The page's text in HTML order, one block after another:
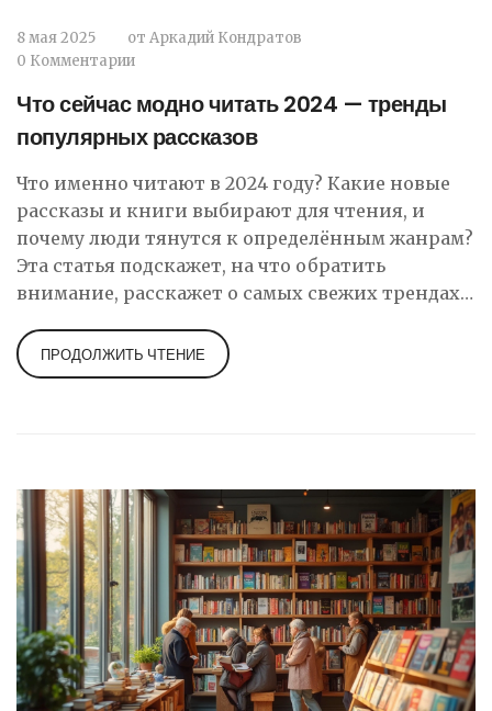
8 мая 2025 от Аркадий Кондратов
0 Комментарии
Что сейчас модно читать 2024 — тренды
популярных рассказов
Что именно читают в 2024 году? Какие новые
рассказы и книги выбирают для чтения, и
почему люди тянутся к определённым жанрам?
Эта статья подскажет, на что обратить
внимание, расскажет о самых свежих трендах
моде. Узнайте, какие книги обсуждают в
соцсетях, какие темы волнуют читателей, и
ПРОДОЛЖИТЬ ЧТЕНИЕ